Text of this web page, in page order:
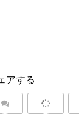
アする